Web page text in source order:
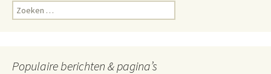
Zoeken
naar:
Populaire berichten & pagina’s